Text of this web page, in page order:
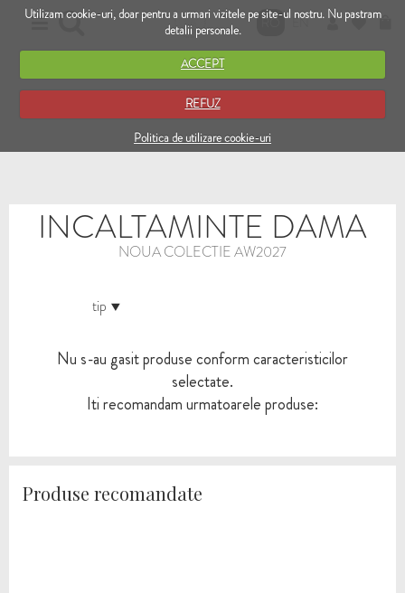
Utilizam cookie-uri, doar pentru a urmari vizitele pe site-ul nostru. Nu pastram
detalii personale.
ACCEPT
REFUZ
Politica de utilizare cookie-uri
RO EN
INCALTAMINTE DAMA
NOUA COLECTIE AW2027
tip
Nu s-au gasit produse conform caracteristicilor
selectate.
Iti recomandam urmatoarele produse:
Produse recomandate